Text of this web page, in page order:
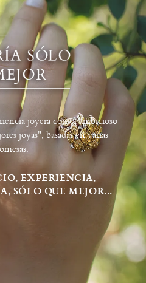
joyera con el ambicioso
joyas", basadas en varias
EXPERIENCIA,
SÓLO QUE MEJOR...